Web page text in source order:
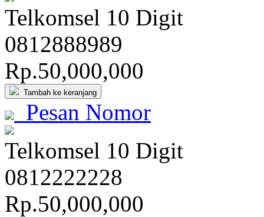
Telkomsel 10 Digit
0812888989
Rp.50,000,000
Tambah ke keranjang
Pesan Nomor
Telkomsel 10 Digit
0812222228
Rp.50,000,000